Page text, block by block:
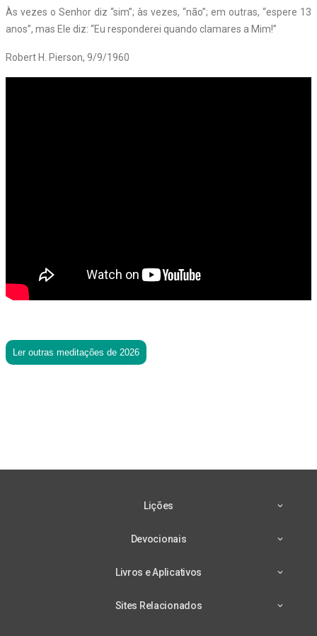
Às vezes o Senhor diz “sim”; às vezes, “não”; em outras, “espere 13
anos”, mas Ele diz: “Eu responderei quando clamares a Mim!”
Robert H. Pierson, 9/9/1960
Ler outras meditações de 2026
Lições
Devocionais
Livros e Aplicativos
Sites Relacionados